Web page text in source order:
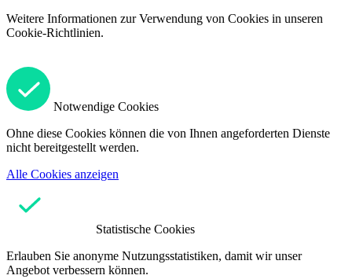
Weitere Informationen zur Verwendung von Cookies in unseren
Cookie-Richtlinien.
Notwendige Cookies
Ohne diese Cookies können die von Ihnen angeforderten Dienste
nicht bereitgestellt werden.
Alle Cookies anzeigen
Statistische Cookies
Erlauben Sie anonyme Nutzungsstatistiken, damit wir unser
Angebot verbessern können.